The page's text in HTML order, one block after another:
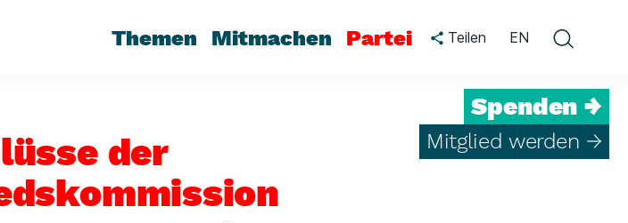
Themen Mitmachen Partei Teilen EN
Spenden →
Mitglied werden →
der